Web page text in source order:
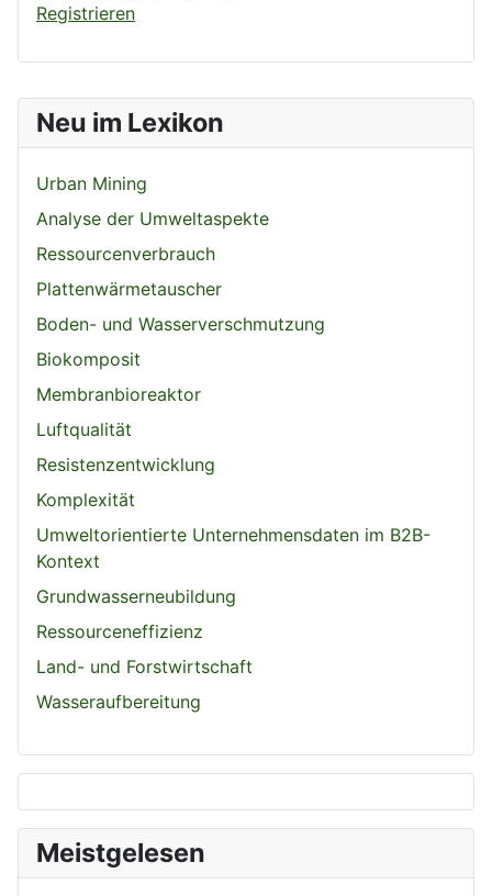
Neu im Lexikon
Urban Mining
Analyse der Umweltaspekte
Ressourcenverbrauch
Plattenwärmetauscher
Boden- und Wasserverschmutzung
Biokomposit
Membranbioreaktor
Luftqualität
Resistenzentwicklung
Komplexität
Umweltorientierte Unternehmensdaten im B2B-
Kontext
Grundwasserneubildung
Ressourceneffizienz
Land- und Forstwirtschaft
Wasseraufbereitung
Meistgelesen
Registrieren